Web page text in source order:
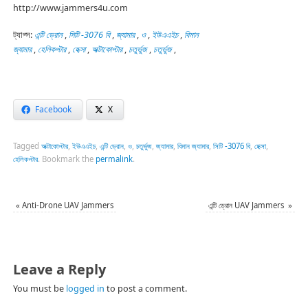
http://www.jammers4u.com
ট্যাগ্স: এন্টি ড্রোন, সিটি -3076 বি, জ্যামার, ও, ইউএএইচ, বিমান
জ্যামার, হেলিকপ্টার, হেক্সা, অক্টাকোপ্টার, চতুর্ভুজ, চতুর্ভুজ,
Facebook X
Tagged অক্টাকোপ্টার, ইউএএইচ, এন্টি ড্রোন, ও, চতুর্ভুজ,জ্যামার, বিমান জ্যামার, সিটি -3076 বি, হেক্সা,
হেলিকপ্টার. Bookmark the permalink.
« Anti-Drone UAV Jammers এন্টি ড্রোন UAV Jammers»
Leave a Reply
You must be logged in to post a comment.